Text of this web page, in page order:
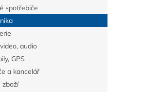
spotřebiče
audio
GPS
a kancelář
zboží